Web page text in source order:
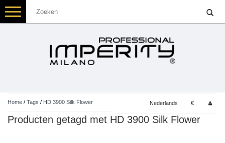
Toggle
navigation
Home / Tags / HD 3900 Silk Flower Nederlands €
Producten getagd met HD 3900 Silk Flower